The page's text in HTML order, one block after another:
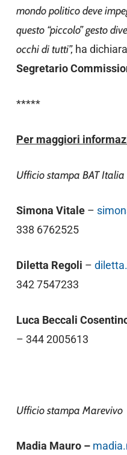
mondo politico deve
questo “piccolo” gesto
occhi di tutti”, ha
Segretario
*****
Per maggiori
Ufficio stampa BAT Italia
Simona Vitale –
338 6762525
Diletta Regoli –
342 7547233
Luca Beccali
– 344 2005613
Ufficio stampa Marevivo
Madia Mauro –